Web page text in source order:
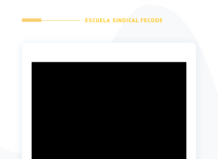
ESCUELA SINDICAL FECODE